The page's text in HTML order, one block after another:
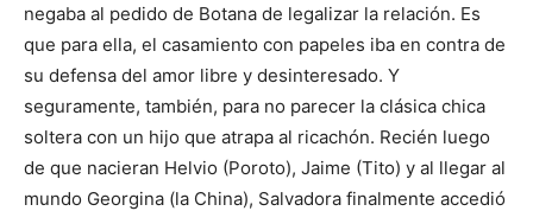
negaba al pedido de Botana de legalizar la relación. Es
que para ella, el casamiento con papeles iba en contra de
su defensa del amor libre y desinteresado. Y
seguramente, también, para no parecer la clásica chica
soltera con un hijo que atrapa al ricachón. Recién luego
de que nacieran Helvio (Poroto), Jaime (Tito) y al llegar al
mundo Georgina (la China), Salvadora finalmente accedió